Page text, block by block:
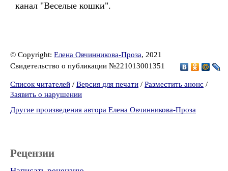
канал "Веселые кошки".
© Copyright: Елена Овчинникова-Проза, 2021
Свидетельство о публикации №221013001351
Список читателей / Версия для печати / Разместить анонс /
Заявить о нарушении
Другие произведения автора Елена Овчинникова-Проза
Рецензии